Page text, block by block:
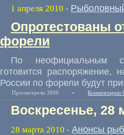
1 апреля 2010 -
Опротестованы
форели
По неофициальным
готовится распоряжение,
России по форели будут
Просмотрели 3806 • Комментарии
Воскресенье, 28
28 марта 2010 - Анонсы